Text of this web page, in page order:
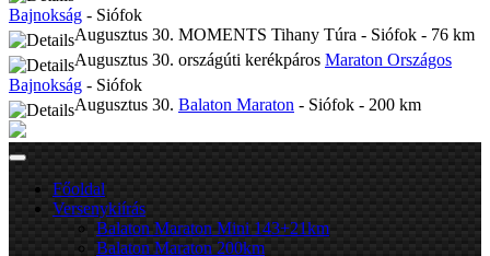
Bajnokság - Siófok
Augusztus 30. MOMENTS Tihany Túra - Siófok - 76 km
Augusztus 30. országúti kerékpáros Maraton Országos
Bajnokság - Siófok
Augusztus 30. Balaton Maraton - Siófok - 200 km
Főoldal
Versenykiírás
Balaton Maraton Mini 143+21km
Balaton Maraton 200km